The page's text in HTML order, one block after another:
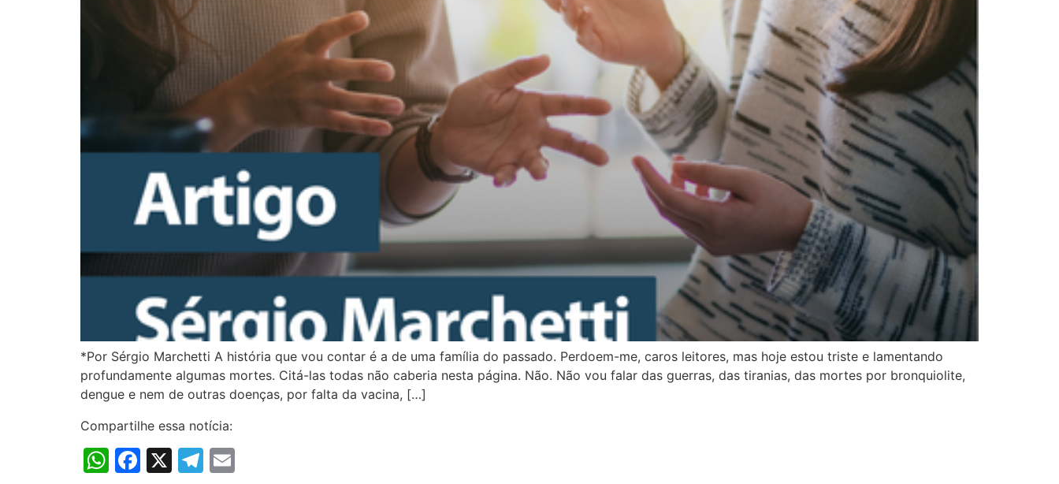
*Por Sérgio Marchetti A história que vou contar é a de uma família do passado. Perdoem-me, caros leitores, mas hoje estou triste e lamentando
profundamente algumas mortes. Citá-las todas não caberia nesta página. Não. Não vou falar das guerras, das tiranias, das mortes por bronquiolite,
dengue e nem de outras doenças, por falta da vacina, […]
Compartilhe essa notícia:
WhatsApp
Facebook
X Telegram